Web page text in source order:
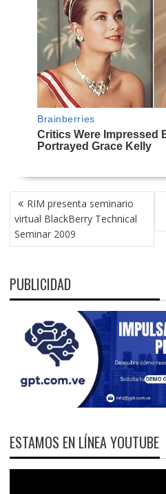
NAVEGACIÓN
DE
ENTRADAS
RIM presenta seminario
virtual BlackBerry Technical
Seminar 2009
PUBLICIDAD
ESTAMOS EN LÍNEA YOUTUBE